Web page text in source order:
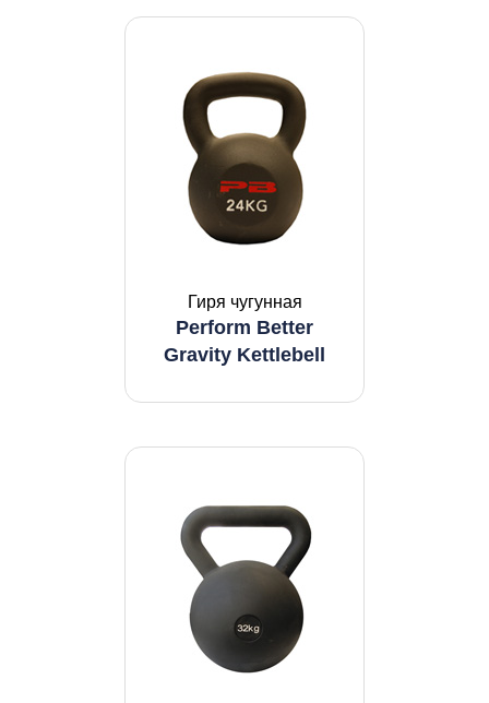
Гиря чугунная
Perform Better
Gravity Kettlebell